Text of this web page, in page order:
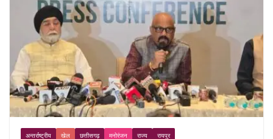
अन्तर्राष्ट्रीय खेल छत्तीसगढ़ मनोरंजन राज्य रायपुर